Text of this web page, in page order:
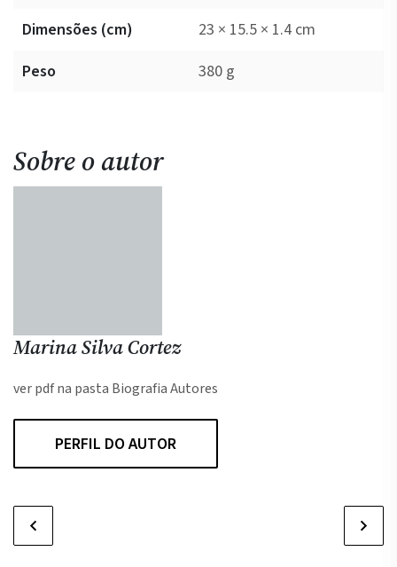
Dimensões (cm)
23 × 15.5 × 1.4 cm
Peso
380 g
Sobre o autor
Marina Silva Cortez
ver pdf na pasta Biografia Autores
PERFIL DO AUTOR